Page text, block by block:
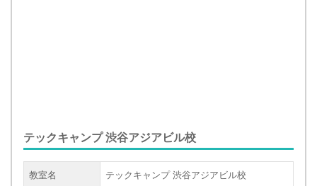
テックキャンプ 渋谷アジアビル校
教室名 テックキャンプ 渋谷アジアビル校